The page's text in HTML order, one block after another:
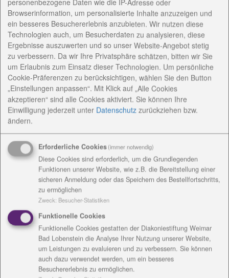
Für mehr als 18.000 Mädchen und Jungen in
Thüringen beginnt heute die Schule.
Endlich ein Schulkind! Endlich lernen!
Damit der Start in den neuen Lebensabschnitt
gelingt, haben an vielen Orten Schuleinführungen,
Im Verbund der Diakoniestiftung Weimar Bad
Lobenstein wurden in der Freien Montessori
Gemeinschaftsschule Bad Lobenstein, der
Michaelisschule Bad Lobenstein, im Johannes-
Landenberger-Förderzentrum, der Fürstin-Anna-
Luisen-Schule und der Evangelischen
Gemeinschaftsschule Weimar wunderschöne
Veranstaltungen zum Schulanfang angeboten. Mit
Gottes Segen und vielen guten Wünschen sind die
Schüler und Lehrkräfte ins Schuljahr gestartet.
personenbezogene Daten wie die IP-Adresse oder
Browserinformation, um personalisierte Inhalte anzuzeigen und
ein besseres Besuchererlebnis anzubieten. Wir nutzen diese
Technologien auch, um Besucherdaten zu analysieren, diese
Ergebnisse auszuwerten und so unser Website-Angebot stetig
zu verbessern. Da wir Ihre Privatsphäre schätzen, bitten wir Sie
um Erlaubnis zum Einsatz dieser Technologien. Um persönliche
Cookie-Präferenzen zu berücksichtigen, wählen Sie den Button
„Einstellungen anpassen“. Mit Klick auf „Alle Cookies
akzeptieren“ sind alle Cookies aktiviert. Sie können Ihre
Einwilligung jederzeit unter Datenschutz zurückziehen bzw.
ändern.
Erforderliche Cookies(immer notwendig)
Diese Cookies sind erforderlich, um die Grundlegenden
Funktionen unserer Website, wie z.B. die Bereitstellung einer
sicheren Anmeldung oder das Speichern des Bestellfortschritts,
zu ermöglichen
Zweck: Besucher-Statistiken
Funktionelle Cookies
Funktionelle Cookies gestatten der Diakoniestiftung Weimar
Bad Lobenstein die Analyse Ihrer Nutzung unserer Website,
um Leistungen zu evaluieren und zu verbessern. Sie können
auch dazu verwendet werden, um ein besseres
Besuchererlebnis zu ermöglichen.